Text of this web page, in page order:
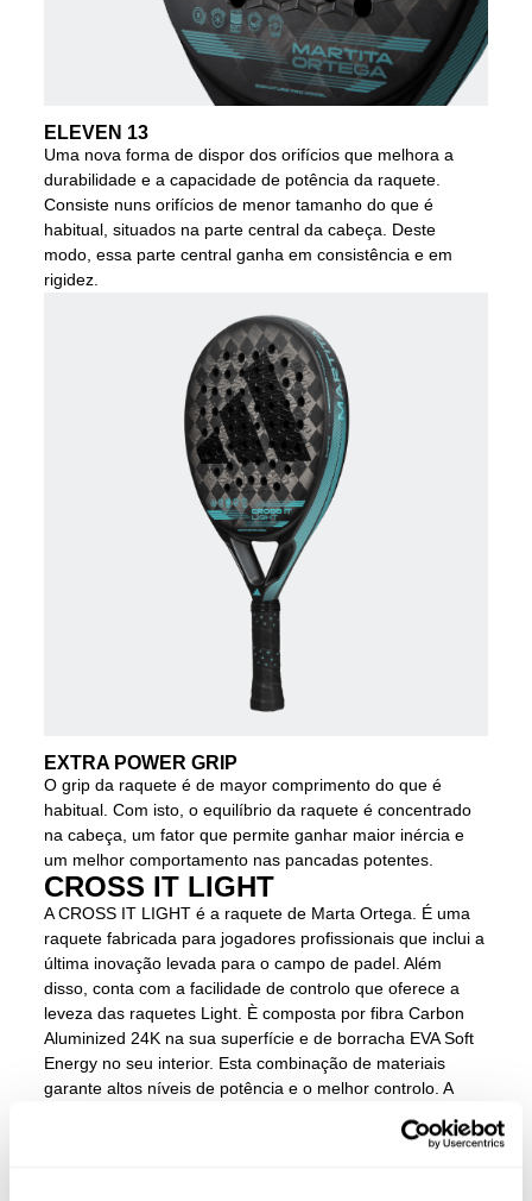
ELEVEN 13
Uma nova forma de dispor dos orifícios que melhora a
durabilidade e a capacidade de potência da raquete.
Consiste nuns orifícios de menor tamanho do que é
habitual, situados na parte central da cabeça. Deste
modo, essa parte central ganha em consistência e em
rigidez.
EXTRA POWER GRIP
O grip da raquete é de mayor comprimento do que é
habitual. Com isto, o equilíbrio da raquete é concentrado
na cabeça, um fator que permite ganhar maior inércia e
um melhor comportamento nas pancadas potentes.
CROSS IT LIGHT
A CROSS IT LIGHT é a raquete de Marta Ortega. É uma
raquete fabricada para jogadores profissionais que inclui a
última inovação levada para o campo de padel. Além
disso, conta com a facilidade de controlo que oferece a
leveza das raquetes Light. È composta por fibra Carbon
Aluminized 24K na sua superfície e de borracha EVA Soft
Energy no seu interior. Esta combinação de materiais
garante altos níveis de potência e o melhor controlo. A
melhor inovação, leveza e prestações. O Extra Power